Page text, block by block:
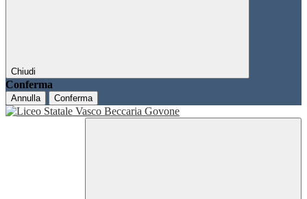
Chiudi
Conferma
Annulla Conferma